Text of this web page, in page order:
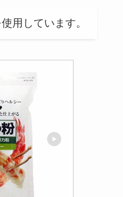
用しています。